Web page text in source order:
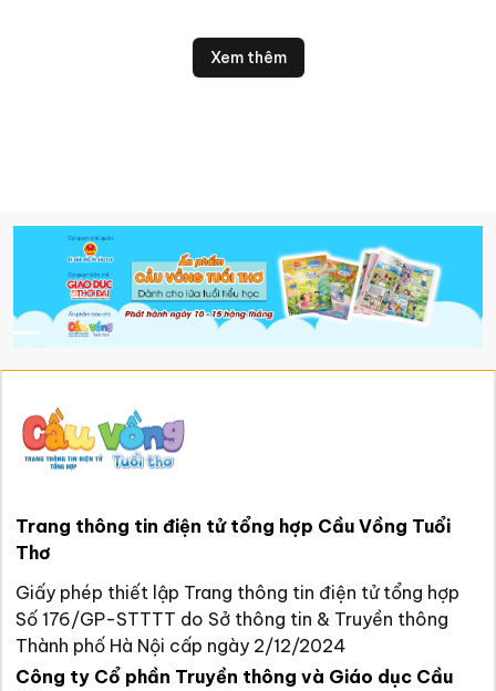
lực chất lượng cao.
Xem thêm
Trang thông tin điện tử tổng hợp Cầu Vồng Tuổi
Thơ
Giấy phép thiết lập Trang thông tin điện tử tổng hợp
Số 176/GP-STTTT do Sở thông tin & Truyền thông
Thành phố Hà Nội cấp ngày 2/12/2024
Công ty Cổ phần Truyền thông và Giáo dục Cầu